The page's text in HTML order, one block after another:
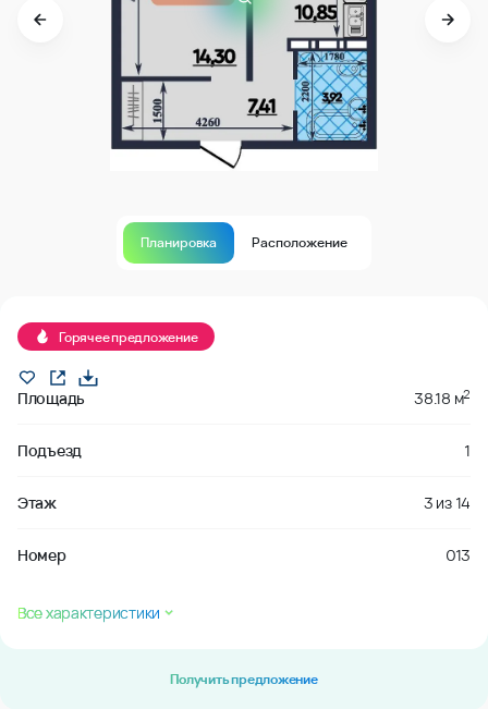
Планировка Расположение
Горячее предложение
Площадь 38.18 м2
Подъезд 1
Этаж 3 из14
Номер 013
Все характеристики
Получить предложение